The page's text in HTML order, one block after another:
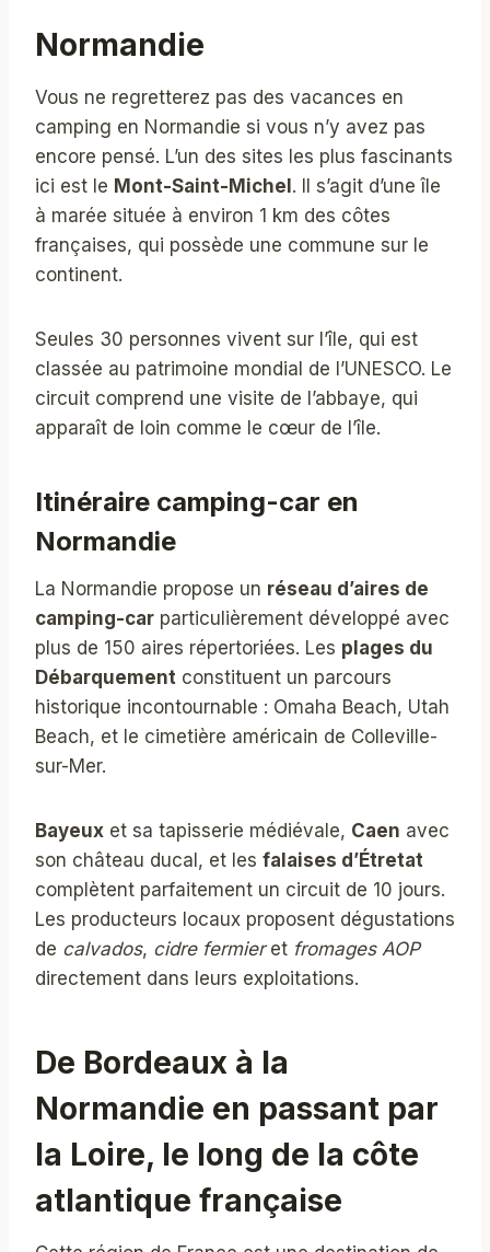
Normandie
Vous ne regretterez pas des vacances en
camping en Normandie si vous n’y avez pas
encore pensé. L’un des sites les plus fascinants
ici est le Mont-Saint-Michel. Il s’agit d’une île
à marée située à environ 1 km des côtes
françaises, qui possède une commune sur le
continent.
Seules 30 personnes vivent sur l’île, qui est
classée au patrimoine mondial de l’UNESCO. Le
circuit comprend une visite de l’abbaye, qui
apparaît de loin comme le cœur de l’île.
Itinéraire camping-car en
Normandie
La Normandie propose un réseau d’aires de
camping-car particulièrement développé avec
plus de 150 aires répertoriées. Les plages du
Débarquement constituent un parcours
historique incontournable : Omaha Beach, Utah
Beach, et le cimetière américain de Colleville-
sur-Mer.
Bayeux et sa tapisserie médiévale, Caen avec
son château ducal, et les falaises d’Étretat
complètent parfaitement un circuit de 10 jours.
Les producteurs locaux proposent dégustations
de calvados, cidre fermieret fromages AOP
directement dans leurs exploitations.
De Bordeaux à la
Normandie en passant par
la Loire, le long de la côte
atlantique française